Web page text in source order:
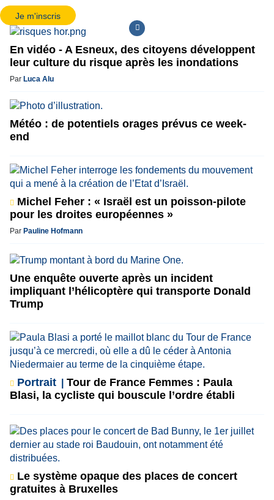
Je m'inscris
En vidéo - A Esneux, des citoyens développent
leur culture du risque après les inondations
Par Luca Alu
Météo : de potentiels orages prévus ce week-
end
Michel Feher : « Israël est un poisson-pilote
pour les droites européennes »
Par Pauline Hofmann
Une enquête ouverte après un incident
impliquant l’hélicoptère qui transporte Donald
Trump
Portrait
Tour de France Femmes : Paula
Blasi, la cycliste qui bouscule l’ordre établi
Le système opaque des places de concert
gratuites à Bruxelles